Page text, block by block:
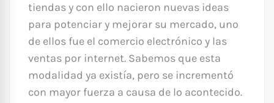
tiendas y con ello nacieron nuevas ideas
para potenciar y mejorar su mercado, uno
de ellos fue el comercio electrónico y las
ventas por internet. Sabemos que esta
modalidad ya existía, pero se incrementó
con mayor fuerza a causa de lo acontecido.